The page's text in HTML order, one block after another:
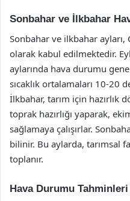
Sonbahar ve İlkbahar
Sonbahar ve ilkbahar ayları,
olarak kabul edilmektedir.
aylarında hava durumu
sıcaklık ortalamaları 10-20
İlkbahar, tarım için hazırlık
toprak hazırlığı yaparak,
sağlamaya çalışırlar.
bilinir. Bu aylarda, tarımsal
toplanır.
Hava Durumu Tahminleri